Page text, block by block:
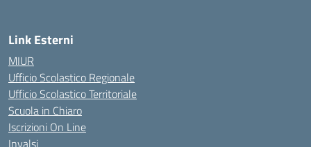
Link Esterni
MIUR
Ufficio Scolastico Regionale
Ufficio Scolastico Territoriale
Scuola in Chiaro
Iscrizioni On Line
Invalsi